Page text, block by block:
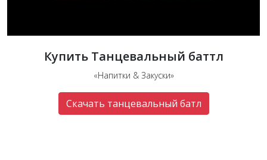
Купить Танцевальный баттл
«Напитки & Закуски»
Скачать танцевальный батл